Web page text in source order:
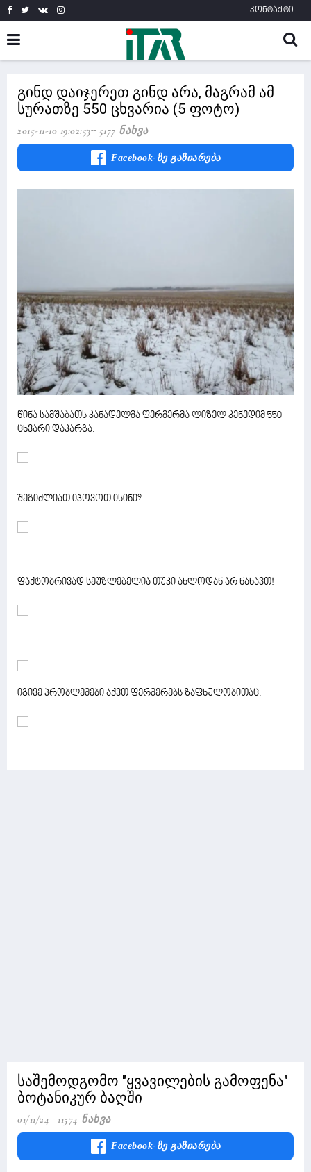
კონტაქტი
გინდ დაიჯერეთ გინდ არა, მაგრამ ამ
სურათზე 550 ცხვარია (5 ფოტო)
2015-11-10 19:02:53 5177 Ნახვა
Facebook-Ზე Გაზიარება
წინა სამშაბათს კანადელმა ფერმერმა ლიზელ კენედიმ 550
ცხვარი დაკარგა.
შეგიძლიათ იპოვოთ ისინი?
ფაქტობრივად სეუზლებელია თუკი ახლოდან არ ნახავთ!
იგივე პრობლემები აქვთ ფერმერებს ზაფხულობითაც.
საშემოდგომო "ყვავილების გამოფენა"
ბოტანიკურ ბაღში
01/11/24 11574 Ნახვა
Facebook-Ზე Გაზიარება